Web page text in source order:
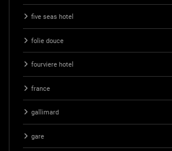
five seas hotel
folie douce
fourviere hotel
france
gallimard
gare